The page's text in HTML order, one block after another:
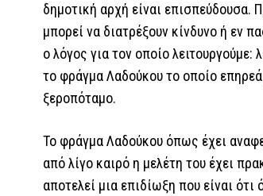
δημοτική αρχή είναι επισπεύδουσα.
μπορεί να διατρέξουν κίνδυνο ή εν
ο λόγος για τον οποίο
το φράγμα Λαδούκου το οποίο
ξεροπόταμο.
Το φράγμα Λαδούκου όπως έχει
από λίγο καιρό η μελέτη του έχει
αποτελεί μια επιδίωξη που είναι